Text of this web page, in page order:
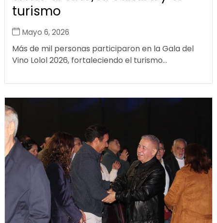
turismo
Mayo 6, 2026
Más de mil personas participaron en la Gala del
Vino Lolol 2026, fortaleciendo el turismo...